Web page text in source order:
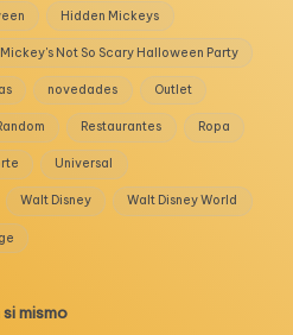
Hidden Mickeys
Mickey's Not So Scary Halloween Party
novedades Outlet
Restaurantes Ropa
Universal
Walt Disney Walt Disney World
mismo